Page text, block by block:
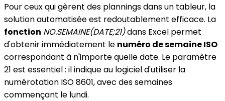
Pour ceux qui gèrent des plannings dans un tableur, la
solution automatisée est redoutablement efficace. La
fonction NO.SEMAINE(DATE;21)dans Excel permet
d'obtenir immédiatement le numéro de semaine ISO
correspondant à n'importe quelle date. Le paramètre
21 est essentiel : il indique au logiciel d'utiliser la
numérotation ISO 8601, avec des semaines
commençant le lundi.